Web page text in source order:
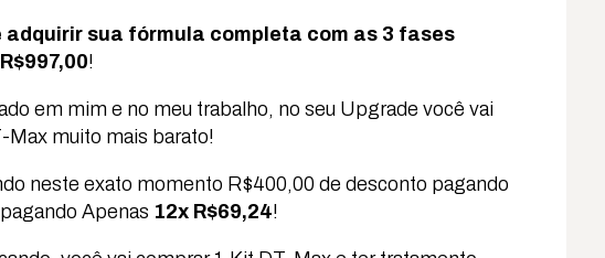
adquirir sua fórmula completa com as 3 fases
!
em mim e no meu trabalho, no seu Upgrade você vai
Max muito mais barato!
neste exato momento R$400,00 de desconto pagando
Apenas 12x R$69,24!